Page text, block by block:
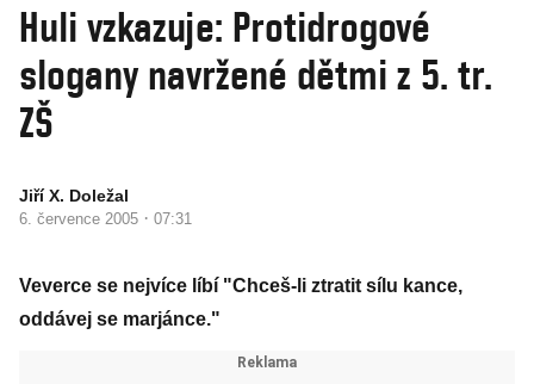
Huli vzkazuje: Protidrogové
slogany navržené dětmi z 5. tr.
ZŠ
Jiří X. Doležal
6. července 2005 · 07:31
Veverce se nejvíce líbí "Chceš-li ztratit sílu kance,
oddávej se marjánce."